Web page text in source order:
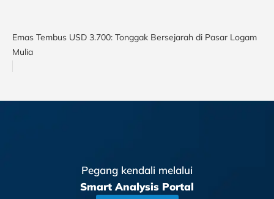
Emas Tembus USD 3.700: Tonggak Bersejarah di Pasar Logam
Mulia
Pegang kendali melalui
Smart Analysis Portal